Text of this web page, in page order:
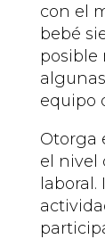
con el
bebé
posible
equipo
Otorga
el nivel